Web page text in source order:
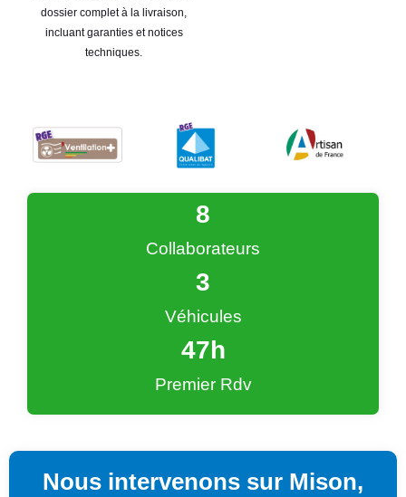
dossier complet à la livraison,
incluant garanties et notices
techniques.
Collaborateurs
9
Véhicules
4
Premier Rdv
48h
Nous intervenons sur Mison,